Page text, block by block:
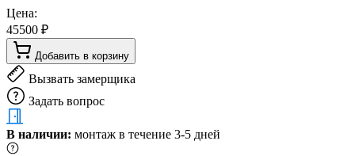
Цена:
45500 ₽
Добавить в корзину
Вызвать замерщика
Задать вопрос
В наличии: монтаж в течение 3-5 дней